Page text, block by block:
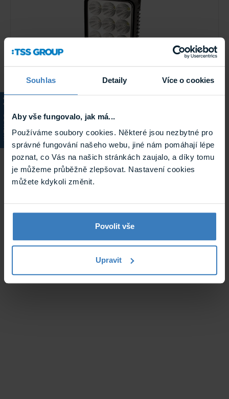
Souhlas Detaily Více o cookies
Aby vše fungovalo, jak má...
Používáme soubory cookies. Některé jsou nezbytné pro
správné fungování našeho webu, jiné nám pomáhají lépe
poznat, co Vás na našich stránkách zaujalo, a díky tomu
je můžeme průběžně zlepšovat. Nastavení cookies
můžete kdykoli změnit.
Povolit vše
Upravit
KATALOG
LED pracovní světlo, 9x3W LED / 12-24V, bílé.
Skladem
EW2450